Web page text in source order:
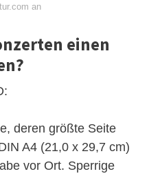
an
einen
deren größte Seite
A4 (21,0 x 29,7 cm)
vor Ort. Sperrige